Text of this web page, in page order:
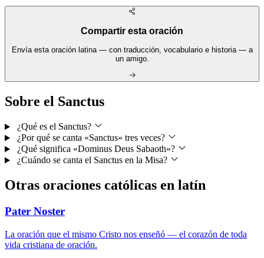
Compartir esta oración
Envía esta oración latina — con traducción, vocabulario e historia — a
un amigo.
Sobre el Sanctus
¿Qué es el Sanctus?
¿Por qué se canta «Sanctus» tres veces?
¿Qué significa «Dominus Deus Sabaoth»?
¿Cuándo se canta el Sanctus en la Misa?
Otras oraciones católicas en latín
Pater Noster
La oración que el mismo Cristo nos enseñó — el corazón de toda
vida cristiana de oración.